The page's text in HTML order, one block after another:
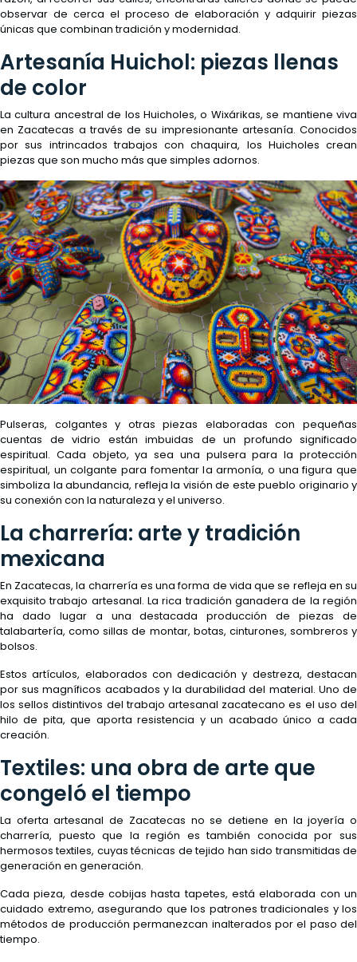
observar de cerca el proceso de elaboración y adquirir piezas
únicas que combinan tradición y modernidad.
Artesanía Huichol: piezas llenas
de color
La cultura ancestral de los Huicholes, o Wixárikas, se mantiene viva
en Zacatecas a través de su impresionante artesanía. Conocidos
por sus intrincados trabajos con chaquira, los Huicholes crean
piezas que son mucho más que simples adornos.
Pulseras, colgantes y otras piezas elaboradas con pequeñas
cuentas de vidrio están imbuidas de un profundo significado
espiritual. Cada objeto, ya sea una pulsera para la protección
espiritual, un colgante para fomentar la armonía, o una figura que
simboliza la abundancia, refleja la visión de este pueblo originario y
su conexión con la naturaleza y el universo.
La charrería: arte y tradición
mexicana
En Zacatecas, la charrería es una forma de vida que se refleja en su
exquisito trabajo artesanal. La rica tradición ganadera de la región
ha dado lugar a una destacada producción de piezas de
talabartería, como sillas de montar, botas, cinturones, sombreros y
bolsos.
Estos artículos, elaborados con dedicación y destreza, destacan
por sus magníficos acabados y la durabilidad del material. Uno de
los sellos distintivos del trabajo artesanal zacatecano es el uso del
hilo de pita, que aporta resistencia y un acabado único a cada
creación.
Textiles: una obra de arte que
congeló el tiempo
La oferta artesanal de Zacatecas no se detiene en la joyería o
charrería, puesto que la región es también conocida por sus
hermosos textiles, cuyas técnicas de tejido han sido transmitidas de
generación en generación.
Cada pieza, desde cobijas hasta tapetes, está elaborada con un
cuidado extremo, asegurando que los patrones tradicionales y los
métodos de producción permanezcan inalterados por el paso del
tiempo.